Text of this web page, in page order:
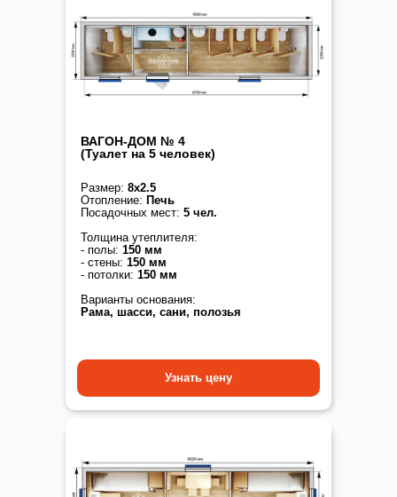
Узнать цену
Размер: 8х2.5
Отопление: Печь
Посадочных мест: 5 чел.
Толщина утеплителя:
- полы: 150 мм
- стены: 150 мм
- потолки: 150 мм
Варианты основания:
Рама, шасси, сани, полозья
ВАГОН-ДОМ № 4
(Туалет на 5 человек)